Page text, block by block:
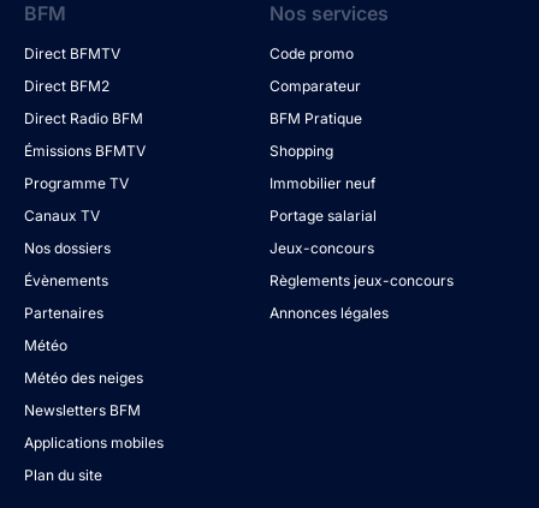
BFM
Direct BFMTV
Direct BFM2
Direct Radio BFM
Émissions BFMTV
Programme TV
Canaux TV
Nos dossiers
Évènements
Partenaires
Météo
Météo des neiges
Newsletters BFM
Applications mobiles
Plan du site
Nos services
Code promo
Comparateur
BFM Pratique
Shopping
Immobilier neuf
Portage salarial
Jeux-concours
Règlements jeux-concours
Annonces légales